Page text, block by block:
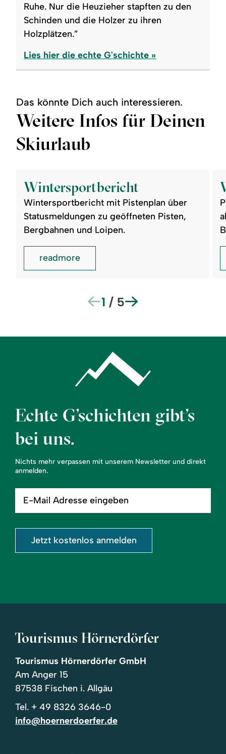
Ruhe. Nur die Heuzieher stapften zu den
Schinden und die Holzer zu ihren
Holzplätzen.”
Lies hier die echte G'schichte »
Das könnte Dich auch interessieren.
Weitere Infos für Deinen
Skiurlaub
Wintersportbericht
Wintersportbericht mit Pistenplan über
Statusmeldungen zu geöffneten Pisten,
Bergbahnen und Loipen.
Wintersportbericht
readmore
1 / 5
Echte G’schichten gibt’s
bei uns.
Nichts mehr verpassen mit unserem Newsletter und direkt
anmelden.
Mail
eingeben
Jetzt kostenlos anmelden
Tourismus Hörnerdörfer
Tourismus Hörnerdörfer GmbH
Am Anger 15
87538 Fischen i. Allgäu
Tel. + 49 8326 3646-0
info@hoernerdoerfer.de